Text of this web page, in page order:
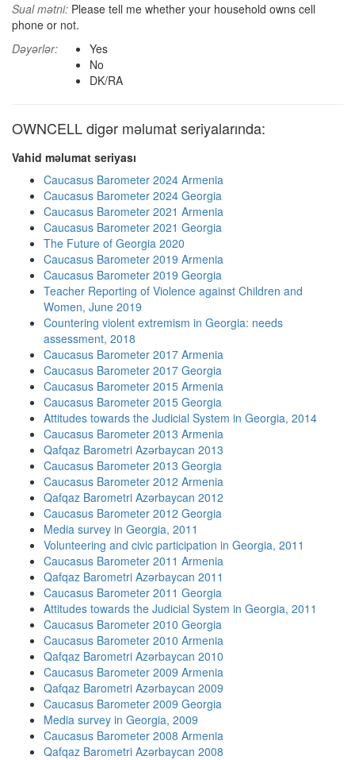
Sual mətni: Please tell me whether your household owns cell
phone or not.
Dəyərlər:
Yes
No
DK/RA
OWNCELL digər məlumat seriyalarında:
Vahid məlumat seriyası
Caucasus Barometer 2024 Armenia
Caucasus Barometer 2024 Georgia
Caucasus Barometer 2021 Armenia
Caucasus Barometer 2021 Georgia
The Future of Georgia 2020
Caucasus Barometer 2019 Armenia
Caucasus Barometer 2019 Georgia
Teacher Reporting of Violence against Children and
Women, June 2019
Countering violent extremism in Georgia: needs
assessment, 2018
Caucasus Barometer 2017 Armenia
Caucasus Barometer 2017 Georgia
Caucasus Barometer 2015 Armenia
Caucasus Barometer 2015 Georgia
Attitudes towards the Judicial System in Georgia, 2014
Caucasus Barometer 2013 Armenia
Qafqaz Barometri Azərbaycan 2013
Caucasus Barometer 2013 Georgia
Caucasus Barometer 2012 Armenia
Qafqaz Barometri Azərbaycan 2012
Caucasus Barometer 2012 Georgia
Media survey in Georgia, 2011
Volunteering and civic participation in Georgia, 2011
Caucasus Barometer 2011 Armenia
Qafqaz Barometri Azərbaycan 2011
Caucasus Barometer 2011 Georgia
Attitudes towards the Judicial System in Georgia, 2011
Caucasus Barometer 2010 Georgia
Caucasus Barometer 2010 Armenia
Qafqaz Barometri Azərbaycan 2010
Caucasus Barometer 2009 Armenia
Qafqaz Barometri Azərbaycan 2009
Caucasus Barometer 2009 Georgia
Media survey in Georgia, 2009
Caucasus Barometer 2008 Armenia
Qafqaz Barometri Azərbaycan 2008